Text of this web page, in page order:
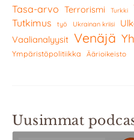
Tasa-arvo Terrorismi Turkki
Tutkimus työ Ukrainan kriisi
Vaalianalyysit Venäjä
Ympäristöpolitiikka Äärioikeisto
Uusimmat